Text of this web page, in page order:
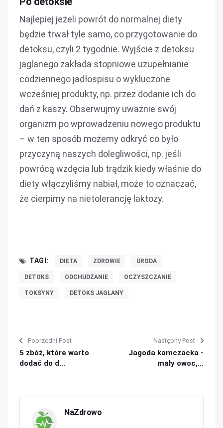
Najlepiej jeżeli powrót do normalnej diety
będzie trwał tyle samo, co przygotowanie do
detoksu, czyli 2 tygodnie. Wyjście z detoksu
jaglanego zakłada stopniowe uzupełnianie
codziennego jadłospisu o wykluczone
wcześniej produkty, np. przez dodanie ich do
dań z kaszy. Obserwujmy uważnie swój
organizm po wprowadzeniu nowego produktu
– w ten sposób możemy odkryć co było
przyczyną naszych dolegliwości, np. jeśli
powrócą wzdęcia lub trądzik kiedy właśnie do
diety włączyliśmy nabiał, może to oznaczać,
że cierpimy na nietolerancję laktozy.
TAGI: DIETA ZDROWIE URODA
DETOKS ODCHUDZANIE OCZYSZCZANIE
TOKSYNY DETOKS JAGLANY
Poprzedni Post
5 zbóż, które warto
dodać do d...
Następny Post
Jagoda kamczacka -
mały owoc,...
NaZdrowo